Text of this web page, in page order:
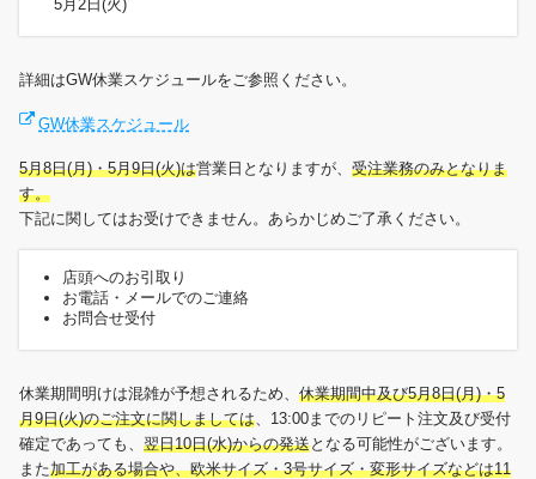
5月2日(火)
詳細はGW休業スケジュールをご参照ください。
GW休業スケジュール
5月8日(月)・5月9日(火)は営業日となりますが、 受注業務のみとなりま
す。
下記に関してはお受けできません。あらかじめご了承ください。
店頭へのお引取り
お電話・メールでのご連絡
お問合せ受付
休業期間明けは混雑が予想されるため、 休業期間中及び5月8日(月)・5
月9日(火)のご注文に関しましては 、13:00までのリピート注文及び受付
確定であっても、 翌日10日(水)からの発送となる可能性がございます。
また加工がある場合や、欧米サイズ・3号サイズ・変形サイズなどは11